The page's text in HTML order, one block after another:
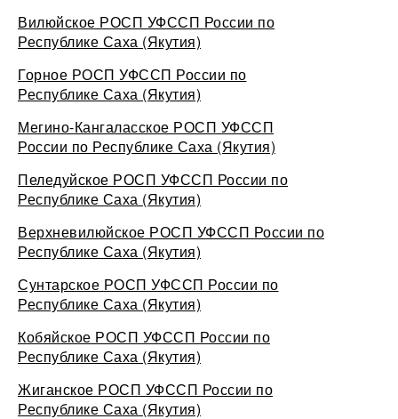
Вилюйское РОСП УФССП России по
Республике Саха (Якутия)
Горное РОСП УФССП России по
Республике Саха (Якутия)
Мегино-Кангаласское РОСП УФССП
России по Республике Саха (Якутия)
Пеледуйское РОСП УФССП России по
Республике Саха (Якутия)
Верхневилюйское РОСП УФССП России по
Республике Саха (Якутия)
Сунтарское РОСП УФССП России по
Республике Саха (Якутия)
Кобяйское РОСП УФССП России по
Республике Саха (Якутия)
Жиганское РОСП УФССП России по
Республике Саха (Якутия)